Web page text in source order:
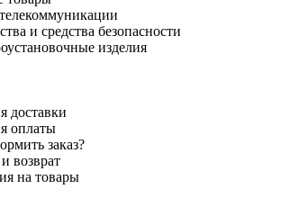
и средства безопасности
изделия
доставки
оплаты
заказ?
возврат
на товары